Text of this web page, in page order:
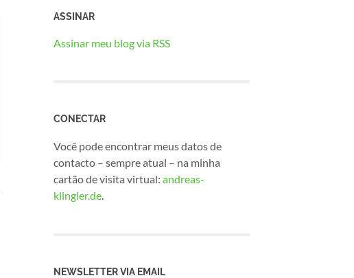
ASSINAR
Assinar meu blog via RSS
CONECTAR
Você pode encontrar meus datos de
contacto – sempre atual – na minha
cartão de visita virtual: andreas-
klingler.de.
NEWSLETTER VIA EMAIL